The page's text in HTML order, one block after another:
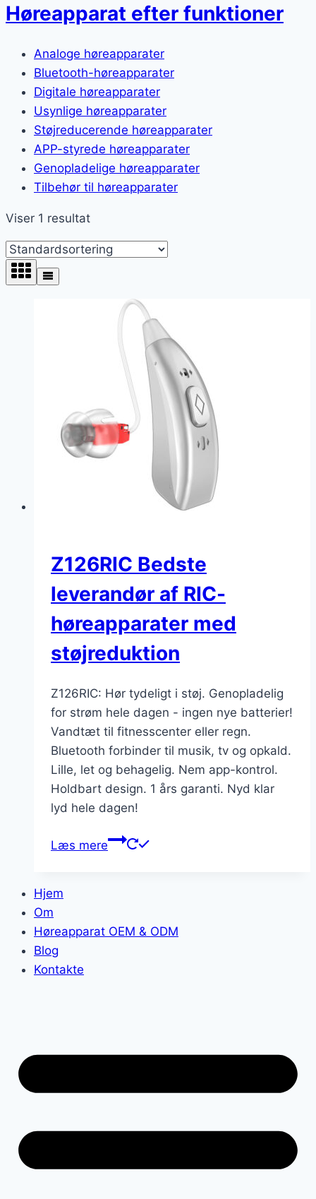
Høreapparat efter funktioner
Analoge høreapparater
Bluetooth-høreapparater
Digitale høreapparater
Usynlige høreapparater
Støjreducerende høreapparater
APP-styrede høreapparater
Genopladelige høreapparater
Tilbehør til høreapparater
Viser 1 resultat
Z126RIC Bedste
leverandør af RIC-
høreapparater med
støjreduktion
Z126RIC: Hør tydeligt i støj. Genopladelig
for strøm hele dagen - ingen nye batterier!
Vandtæt til fitnesscenter eller regn.
Bluetooth forbinder til musik, tv og opkald.
Lille, let og behagelig. Nem app-kontrol.
Holdbart design. 1 års garanti. Nyd klar
lyd hele dagen!
Læs mere
Hjem
Om
Høreapparat OEM & ODM
Blog
Kontakte